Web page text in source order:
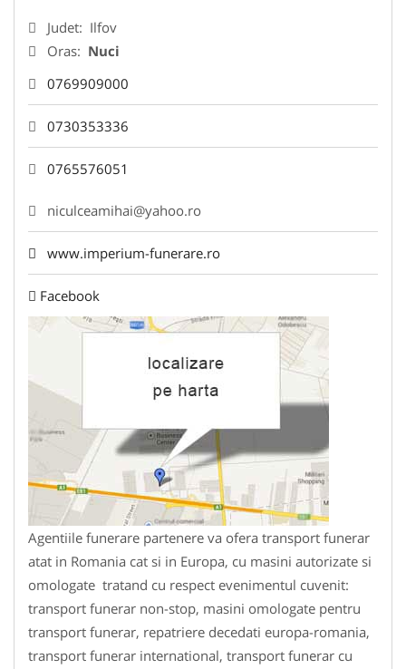
Judet: Ilfov
Oras: Nuci
0769909000
0730353336
0765576051
niculceamihai@yahoo.ro
www.imperium-funerare.ro
Facebook
Agentiile funerare partenere va ofera transport funerar
atat in Romania cat si in Europa, cu masini autorizate si
omologate tratand cu respect evenimentul cuvenit:
transport funerar non-stop, masini omologate pentru
transport funerar, repatriere decedati europa-romania,
transport funerar international, transport funerar cu